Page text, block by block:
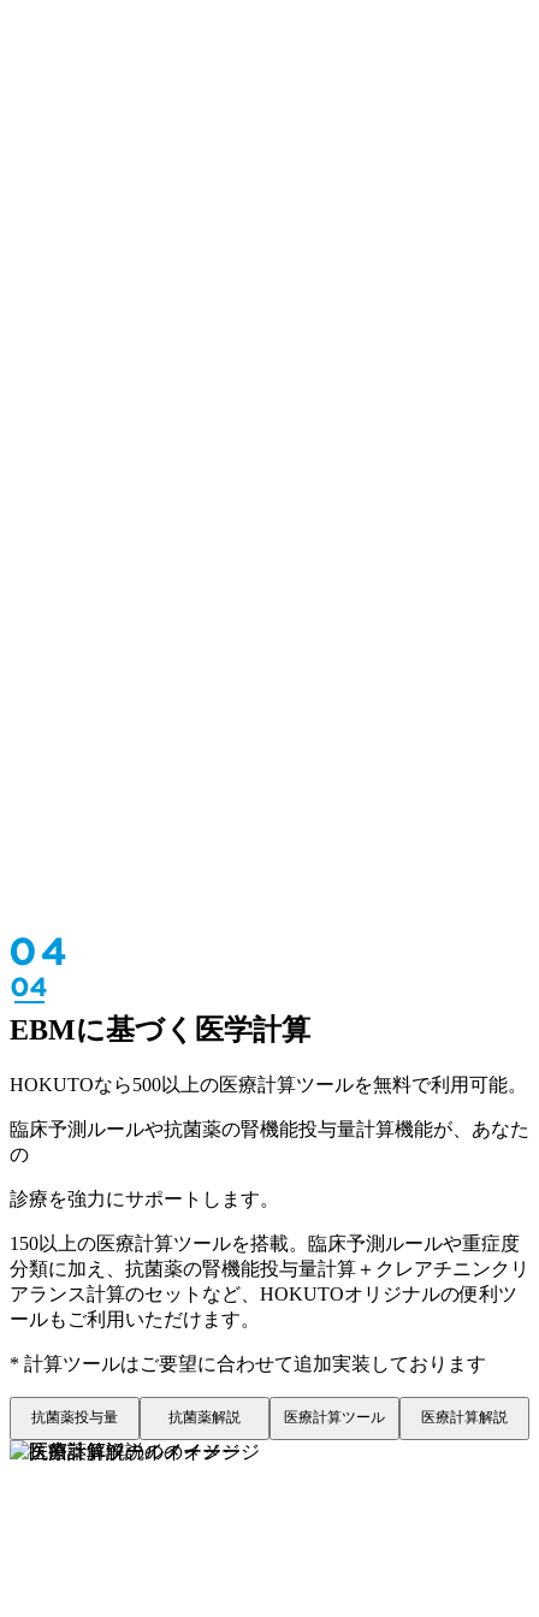
EBMに基づく医学計算
HOKUTOなら500以上の医療計算ツールを無料で利用可能。
臨床予測ルールや抗菌薬の腎機能投与量計算機能が、あなた
の
診療を強力にサポートします。
150以上の医療計算ツールを搭載。臨床予測ルールや重症度
分類に加え、抗菌薬の腎機能投与量計算＋クレアチニンクリ
アランス計算のセットなど、HOKUTOオリジナルの便利ツ
ールもご利用いただけます。
* 計算ツールはご要望に合わせて追加実装しております
抗菌薬投与量 抗菌薬解説 医療計算ツール 医療計算解説